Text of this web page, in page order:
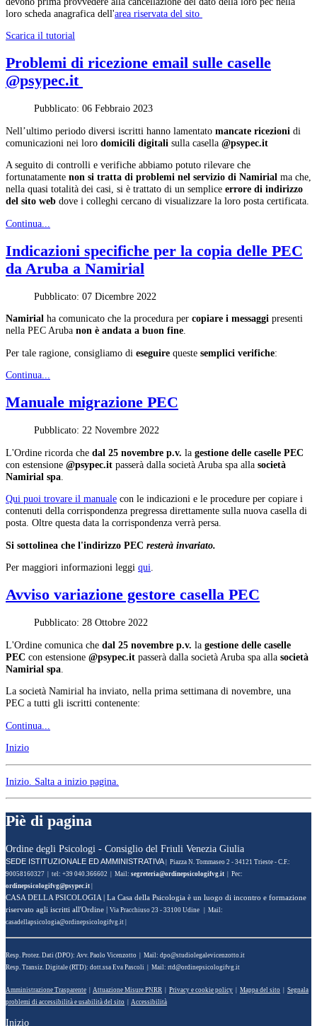
loro scheda anagrafica dell'area riservata del sito
Scarica il tutorial
Problemi di ricezione email sulle caselle
@psypec.it
Pubblicato: 06 Febbraio 2023
Nell’ultimo periodo diversi iscritti hanno lamentato mancate ricezioni di
comunicazioni nei loro domicili digitali sulla casella @psypec.it
A seguito di controlli e verifiche abbiamo potuto rilevare che
fortunatamente non si tratta di problemi nel servizio di Namirial ma che,
nella quasi totalità dei casi, si è trattato di un semplice errore di indirizzo
del sito web dove i colleghi cercano di visualizzare la loro posta certificata.
Continua...
Indicazioni specifiche per la copia delle PEC
da Aruba a Namirial
Pubblicato: 07 Dicembre 2022
Namirial ha comunicato che la procedura per copiare i messaggi presenti
nella PEC Aruba non è andata a buon fine.
Per tale ragione, consigliamo di eseguire queste semplici verifiche:
Continua...
Manuale migrazione PEC
Pubblicato: 22 Novembre 2022
L'Ordine ricorda che dal 25 novembre p.v. la gestione delle caselle PEC
con estensione @psypec.it passerà dalla società Aruba spa alla società
Namirial spa
Qui puoi trovare il manuale con le indicazioni e le procedure per copiare i
contenuti della corrispondenza pregressa direttamente sulla nuova casella di
posta. Oltre questa data la corrispondenza verrà persa.
Si sottolinea che l'indirizzo PEC resterà invariato.
Per maggiori informazioni leggi qui
Avviso variazione gestore casella PEC
Pubblicato: 28 Ottobre 2022
L'Ordine comunica che dal 25 novembre p.v. la gestione delle caselle
PEC con estensione @psypec.it passerà dalla società Aruba spa alla società
Namirial spa
La società Namirial ha inviato, nella prima settimana di novembre, una
PEC a tutti gli iscritti contenente:
Continua...
Inizio
Inizio . Salta a inizio pagina.
Piè di pagina
Ordine degli Psicologi - Consiglio del Friuli Venezia Giulia
SEDE ISTITUZIONALE ED AMMINISTRATIVA
| Piazza N. Tommaseo 2 - 34121 Trieste - C.F.:
90058160327 | tel: +39 040.366602 | Mail:
| Pec:
CASA DELLA PSICOLOGIA | La Casa della Psicologia è un luogo di incontro e formazione
riservato agli iscritti all'Ordine |
Via Pracchiuso 23 - 33100 Udine | Mail:
Resp. Protez. Dati (DPO): Avv. Paolo Vicenzotto | Mail:
Resp. Transiz. Digitale (RTD): dott.ssa Eva Pascoli | Mail:
Amministrazione Trasparente Attuazione Misure PNRR Privacy e cookie policy Mappa del sito
Segnala
problemi di accessibilità e usabilità del sito
Accessibilità
Inizio